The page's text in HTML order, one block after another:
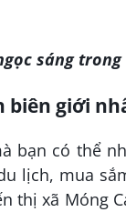
sáng
biên giới
bạn có thể
lịch, mua
thị xã Móng